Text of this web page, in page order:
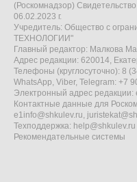
(Роскомнадзор)
06.02.2023 г.
Учредитель: Общество с
ТЕХНОЛОГИИ"
Главный редактор: Малкова
Адрес редакции: 620014,
Телефоны (круглосуточно): 8
WhatsApp, Viber, Telegram: +7
Электронный адрес редакции:
Контактные данные для
e1info@shkulev.ru,
Техподдержка: help@shkulev.ru
Рекомендательные системы